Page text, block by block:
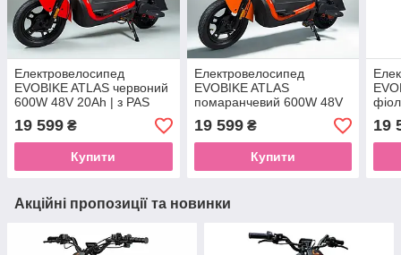
Електровелосипед
EVOBIKE ATLAS червоний
600W 48V 20Ah | з PAS
системою, з кошиком та
сидінням для іншого
пасажира
19 599 ₴
Купити
Електровелосипед
EVOBIKE ATLAS
помаранчевий 600W 48V
20Ah | з PAS системою, з
кошиком та сидінням для
іншого пасажира
19 599₴
Купити
19
Акційні пропозиції та новинки